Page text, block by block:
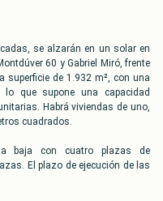
se alzarán en un solar en
60 y Gabriel Miró, frente
superficie de 1.932 m², con una
lo que supone una capacidad
Habrá viviendas de uno,
cuadrados.
baja con cuatro plazas de
El plazo de ejecución de las